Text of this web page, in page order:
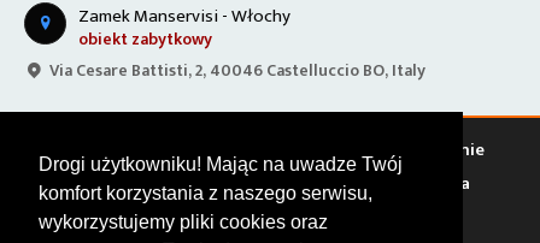
Drogi użytkowniku! Mając na uwadze Twój
komfort korzystania z naszego serwisu,
wykorzystujemy pliki cookies oraz
Zamek Manservisi - Włochy
obiekt zabytkowy
Via Cesare Battisti, 2, 40046 Castelluccio BO, Italy
Warto zobaczyć Serwisy Stacje paliw
Jedzenie
Bary Zakwaterowanie Tory Zloty Rajdy
Spotkania
Targi Giełdy Szkolenia